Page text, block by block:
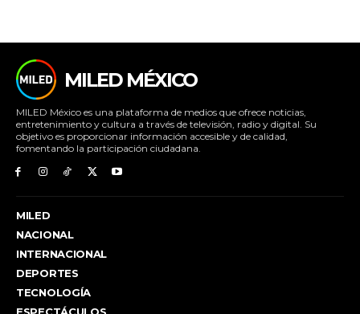
MILED MÉXICO
MILED México es una plataforma de medios que ofrece noticias,
entretenimiento y cultura a través de televisión, radio y digital. Su
objetivo es proporcionar información accesible y de calidad,
fomentando la participación ciudadana.
MILED
NACIONAL
INTERNACIONAL
DEPORTES
TECNOLOGÍA